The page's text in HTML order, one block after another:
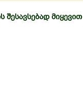
შესავსებად მიყევით